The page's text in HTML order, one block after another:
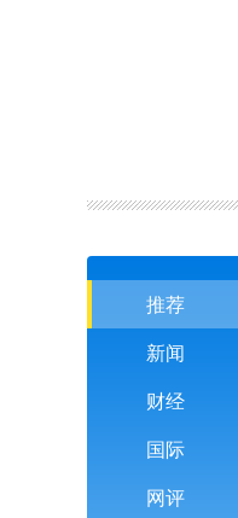
推荐
新闻
财经
国际
网评